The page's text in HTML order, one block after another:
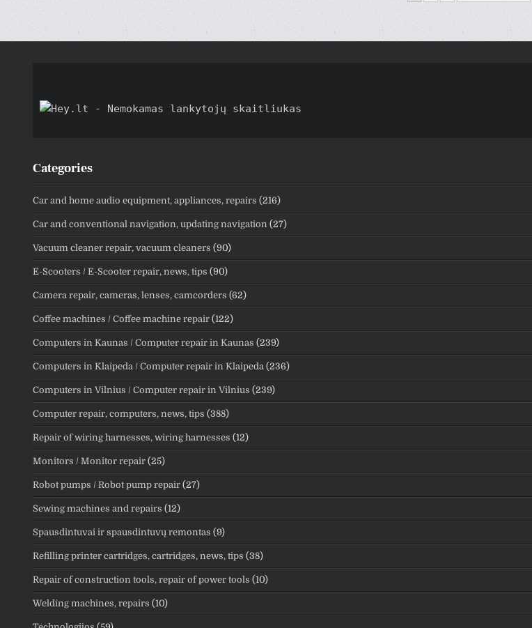
Categories
Car and home audio equipment, appliances, repairs (216)
Car and conventional navigation, updating navigation (27)
Vacuum cleaner repair, vacuum cleaners (90)
E-Scooters / E-Scooter repair, news, tips (90)
Camera repair, cameras, lenses, camcorders (62)
Coffee machines / Coffee machine repair (122)
Computers in Kaunas / Computer repair in Kaunas (239)
Computers in Klaipeda / Computer repair in Klaipeda (236)
Computers in Vilnius / Computer repair in Vilnius (239)
Computer repair, computers, news, tips (388)
Repair of wiring harnesses, wiring harnesses (12)
Monitors / Monitor repair (25)
Robot pumps / Robot pump repair (27)
Sewing machines and repairs (12)
Spausdintuvai ir spausdintuvų remontas (9)
Refilling printer cartridges, cartridges, news, tips (38)
Repair of construction tools, repair of power tools (10)
Welding machines, repairs (10)